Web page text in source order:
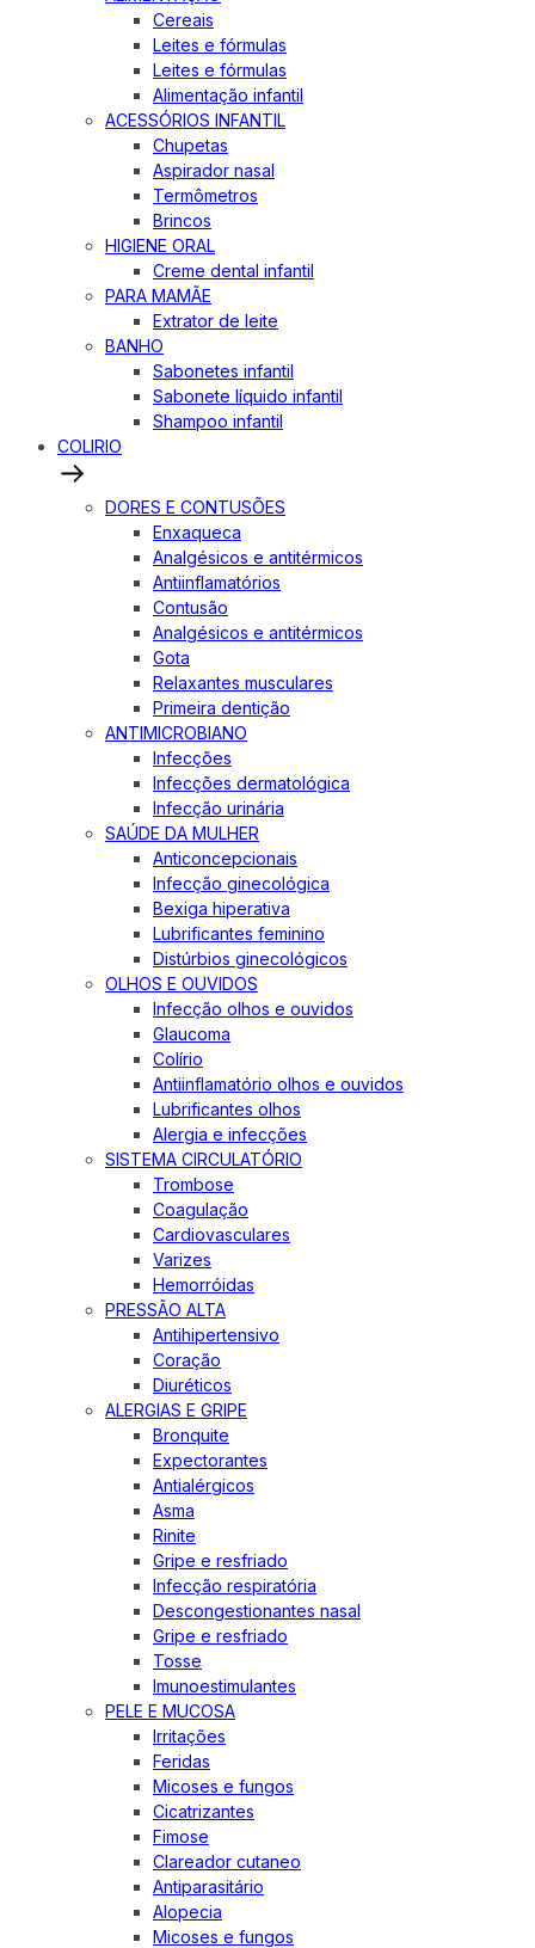
Cereais
Leites e fórmulas
Leites e fórmulas
Alimentação infantil
ACESSÓRIOS INFANTIL
Chupetas
Aspirador nasal
Termômetros
Brincos
HIGIENE ORAL
Creme dental infantil
PARA MAMÃE
Extrator de leite
BANHO
Sabonetes infantil
Sabonete líquido infantil
Shampoo infantil
COLIRIO
DORES E CONTUSÕES
Enxaqueca
Analgésicos e antitérmicos
Antiinflamatórios
Contusão
Analgésicos e antitérmicos
Gota
Relaxantes musculares
Primeira dentição
ANTIMICROBIANO
Infecções
Infecções dermatológica
Infecção urinária
SAÚDE DA MULHER
Anticoncepcionais
Infecção ginecológica
Bexiga hiperativa
Lubrificantes feminino
Distúrbios ginecológicos
OLHOS E OUVIDOS
Infecção olhos e ouvidos
Glaucoma
Colírio
Antiinflamatório olhos e ouvidos
Lubrificantes olhos
Alergia e infecções
SISTEMA CIRCULATÓRIO
Trombose
Coagulação
Cardiovasculares
Varizes
Hemorróidas
PRESSÃO ALTA
Antihipertensivo
Coração
Diuréticos
ALERGIAS E GRIPE
Bronquite
Expectorantes
Antialérgicos
Asma
Rinite
Gripe e resfriado
Infecção respiratória
Descongestionantes nasal
Gripe e resfriado
Tosse
Imunoestimulantes
PELE E MUCOSA
Irritações
Feridas
Micoses e fungos
Cicatrizantes
Fimose
Clareador cutaneo
Antiparasitário
Alopecia
Micoses e fungos